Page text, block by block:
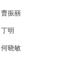
曹振丽
丁明
何晓敏